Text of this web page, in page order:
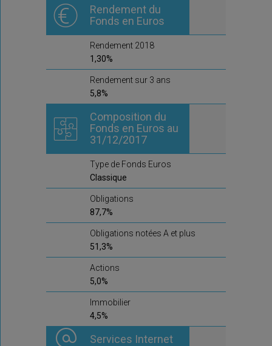
Rendement du
Fonds en Euros
Rendement 2018
1,30%
Rendement sur 3 ans
5,8%
Composition du
Fonds en Euros au
31/12/2017
Type de Fonds Euros
Classique
Obligations
87,7%
Obligations notées A et plus
51,3%
Actions
5,0%
Immobilier
4,5%
Services Internet